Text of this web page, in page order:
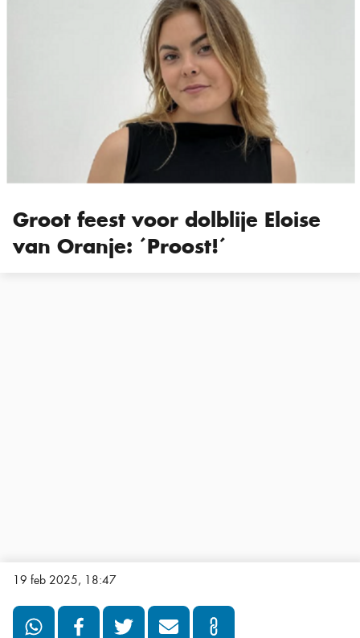
Groot feest voor dolblije Eloise
van Oranje: ´Proost!´
19 feb 2025, 18:47